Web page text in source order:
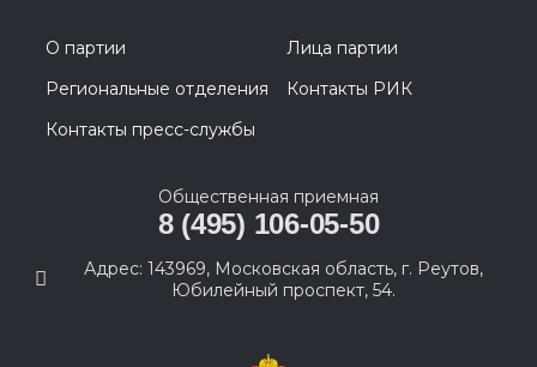
О партии
Лица партии
Региональные отделения
Контакты РИК
Контакты пресс-службы
Общественная приемная
8 (495) 106-05-50
Адрес: 143969, Московская область, г. Реутов,
Юбилейный проспект, 54.